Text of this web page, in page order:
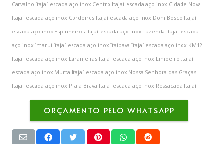
Carvalho Itajaí escada aço inox Centro Itajaí escada aço inox Cidade Nova
Itajaí escada aço inox Cordeiros Itajaí escada aço inox Dom Bosco Itajaí
escada aço inox Espinheiros Itajaí escada aço inox Fazenda Itajaí escada
aço inox Imaruí Itajaí escada aço inox Itaipava Itajaí escada aço inox KM12
Itajaí escada aço inox Laranjeiras Itajaí escada aço inox Limoeiro Itajaí
escada aço inox Murta Itajaí escada aço inox Nossa Senhora das Graças
Itajaí escada aço inox Praia Brava Itajaí escada aço inox Ressacada Itajaí
ORÇAMENTO PELO WHATSAPP